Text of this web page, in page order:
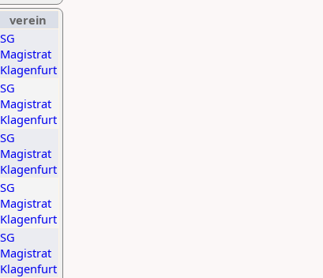
verein
SG
Magistrat
Klagenfurt
SG
Magistrat
Klagenfurt
SG
Magistrat
Klagenfurt
SG
Magistrat
Klagenfurt
SG
Magistrat
Klagenfurt